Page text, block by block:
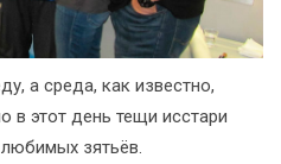
а среда, как известно,
в этот день тещи исстари
зятьёв.